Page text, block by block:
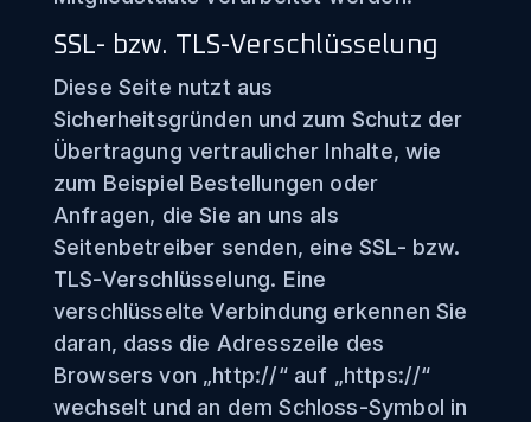
SSL- bzw. TLS-Verschlüsselung
Diese Seite nutzt aus
Sicherheitsgründen und zum Schutz der
Übertragung vertraulicher Inhalte, wie
zum Beispiel Bestellungen oder
Anfragen, die Sie an uns als
Seitenbetreiber senden, eine SSL- bzw.
TLS-Verschlüsselung. Eine
verschlüsselte Verbindung erkennen Sie
daran, dass die Adresszeile des
Browsers von „http://“ auf „https://“
wechselt und an dem Schloss-Symbol in